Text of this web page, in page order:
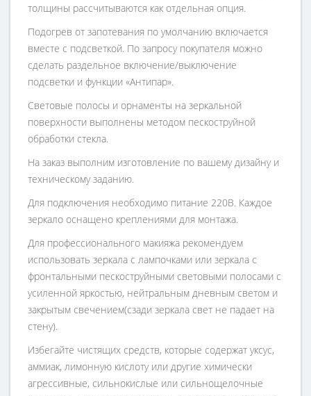
толщины рассчитываются как отдельная опция.
Подогрев от запотевания по умолчанию включается
вместе с подсветкой. По запросу покупателя можно
сделать раздельное включение/выключение
подсветки и функции «Антипар».
Световые полосы и орнаменты на зеркальной
поверхности выполнены методом пескоструйной
обработки стекла.
На заказ выполним изготовление по вашему дизайну и
техническому заданию.
Для подключения необходимо питание 220В. Каждое
зеркало оснащено креплениями для монтажа.
Для профессионального макияжа рекомендуем
использовать зеркала с лампочками или зеркала с
фронтальными пескоструйными световыми полосами с
усиленной яркостью, нейтральным дневным светом и
закрытым свечением(сзади зеркала свет не падает на
стену).
Избегайте чистящих средств, которые содержат уксус,
аммиак, лимонную кислоту или другие химически
агрессивные, сильнокислые или сильнощелочные